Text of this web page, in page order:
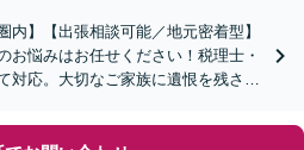
内】【出張相談可能／地元密着型】
お悩みはお任せください！税理士・
応。大切なご家族に遺恨を残さな